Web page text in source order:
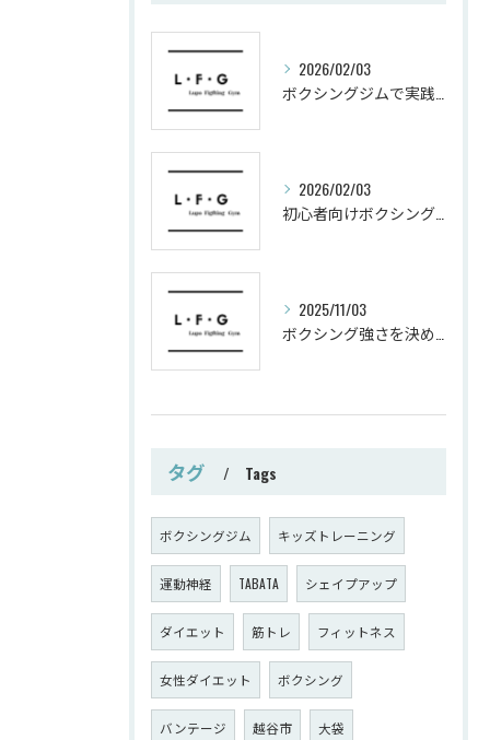
2026/02/03
2026/02/03
2025/11/03
タグ Tags
ボクシングジム キッズトレーニング
運動神経 TABATA シェイプアップ
ダイエット 筋トレ フィットネス
女性ダイエット ボクシング
バンテージ 越谷市 大袋